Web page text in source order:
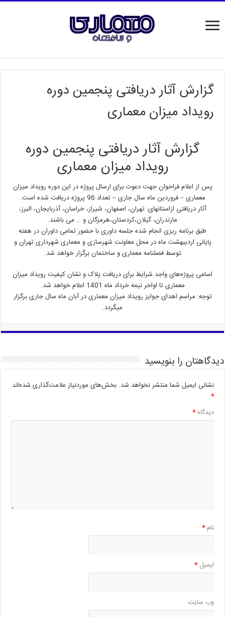
گزارش آثار دریافتی پنجمین دوره
رویداد میزان معماری
گزارش آثار دریافتی پنجمین دوره
رویداد میزان معماری
پس از اعلام فراخوان جهت دعوت برای ارسال پروژه در این دوره رویداد میزان
معماری – فروردین ماه سال جاری – تعداد 96 پروژه دریافت شده است.
آثار دریافتی ازاستانهای: تهران، اصفهان، شیراز، خراسان، آذربایجان، البرز،
مازندران، گیلان،کردستان،هرمزگان و … می باشند.
طبق برنامه ریزی انجام شده جلسه داوری با حضور تمامی داوران در هفته
پایانی اردیبهشت ماه در محل معاونت شهرسازی و معماری شهرداری تهران و
توسط فصلنامه معماری و ساختمان برگزار خواهد شد.
اسامی پروژه‌های واجد شرایط برای دریافت پلاک و نشان کیفیت رویداد میزان
معماری تا اواخر نیمه خرداد ماه 1401 اعلام خواهد شد.
توجه: مراسم اهدای جوایز رویداد میزان معماری در آبان ماه سال جاری برگزار
میگردد.
دیدگاهتان را بنویسید
نشانی ایمیل شما منتشر نخواهد شد. بخش‌های موردنیاز علامت‌گذاری شده‌اند
*
دیدگاه*
نام*
ایمیل*
وب‌ سایت